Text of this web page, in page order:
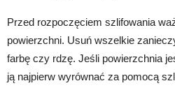
Przed rozpoczęciem szlifowania
powierzchni. Usuń wszelkie
farbę czy rdzę. Jeśli powierzchnia
ją najpierw wyrównać za pomocą